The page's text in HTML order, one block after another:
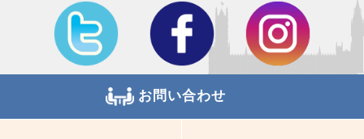
お問い合わせ